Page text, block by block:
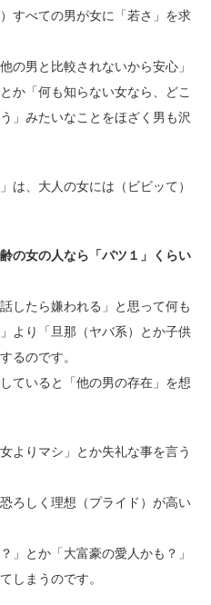
すべての男が女に「若さ」を求
の男と比較されないから安心」
か「何も知らない女なら、どこ
」みたいなことをほざく男も沢
は、大人の女には（ビビッて）
の女の人なら「バツ１」くらい
したら嫌われる」と思って何も
より「旦那（ヤバ系）とか子供
るのです。
ていると「他の男の存在」を想
よりマシ」とか失礼な事を言う
ろしく理想（プライド）が高い
」とか「大富豪の愛人かも？」
しまうのです。